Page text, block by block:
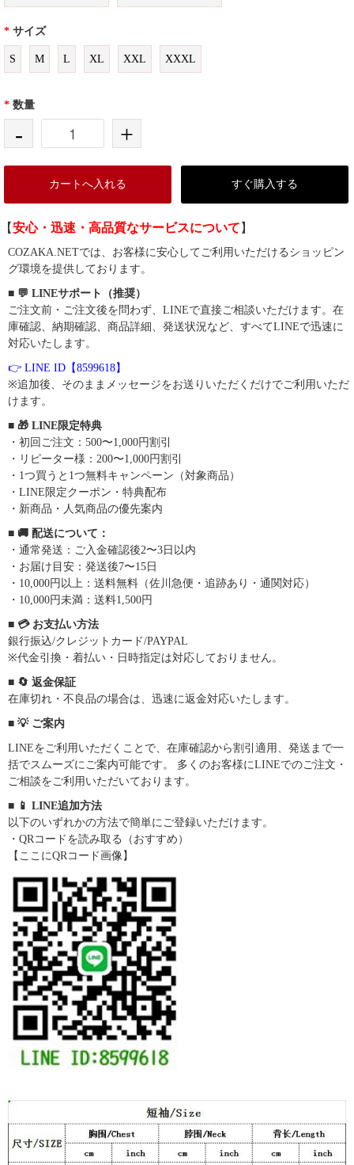
* サイズ
S M L XL XXL XXXL
* 数量
- +
カートへ入れる すぐ購入する
【安心・迅速・高品質なサービスについて 】
COZAKA.NETでは、お客様に安心してご利用いただけるショッピン
グ環境を提供しております。
■ 💬 LINEサポート（推奨）
ご注文前・ご注文後を問わず、LINEで直接ご相談いただけます。在
庫確認、納期確認、商品詳細、発送状況など、すべてLINEで迅速に
対応いたします。
👉 LINE ID【8599618】
※追加後、そのままメッセージをお送りいただくだけでご利用いただ
けます。
■ 🎁 LINE限定特典
・初回ご注文：500〜1,000円割引
・リピーター様：200〜1,000円割引
・1つ買うと1つ無料キャンペーン（対象商品）
・LINE限定クーポン・特典配布
・新商品・人気商品の優先案内
■ 🚚 配送について：
・通常発送：ご入金確認後2〜3日以内
・お届け目安：発送後7〜15日
・10,000円以上：送料無料（佐川急便・追跡あり・通関対応）
・10,000円未満：送料1,500円
■ 💳 お支払い方法
銀行振込/クレジットカード/PAYPAL
※代金引換・着払い・日時指定は対応しておりません。
■ 🔄 返金保証
在庫切れ・不良品の場合は、迅速に返金対応いたします。
■ 💡 ご案内
LINEをご利用いただくことで、在庫確認から割引適用、発送まで一
括でスムーズにご案内可能です。 多くのお客様にLINEでのご注文・
ご相談をご利用いただいております。
■ 📱 LINE追加方法
以下のいずれかの方法で簡単にご登録いただけます。
・QRコードを読み取る（おすすめ）
【ここにQRコード画像】